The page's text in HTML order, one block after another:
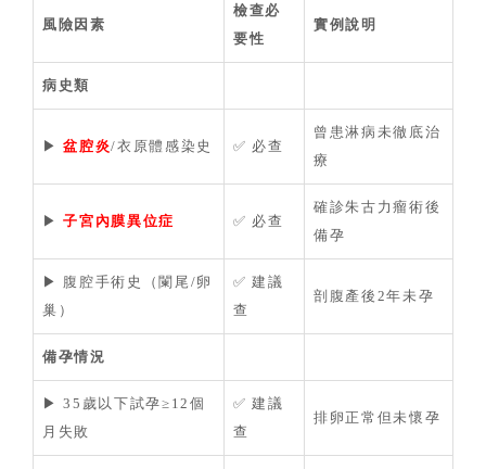
風險因素
檢查必
要性
實例說明
病史類
▶盆腔炎/衣原體感染史 ✅ 必查
曾患淋病未徹底治
療
▶子宮內膜異位症 ✅ 必查
確診朱古力瘤術後
備孕
▶ 腹腔手術史（闌尾/卵
巢）
✅ 建議
查
剖腹產後2年未孕
備孕情況
▶ 35歲以下試孕≥12個
月失敗
✅ 建議
查
排卵正常但未懷孕